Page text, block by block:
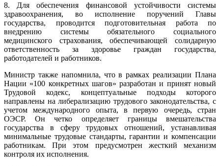
8. Для обеспечения финансовой устойчивости системы
здравоохранения, во исполнение поручений Главы
государства, проводится подготовительная работа по
внедрению системы обязательного социального
медицинского страхования, обеспечивающей солидарную
ответственность за здоровье граждан государства,
работодателей и работников.
Министр также напомнила, что в рамках реализации Плана
Нации «100 конкретных шагов» разработан и принят новый
Трудовой кодекс, концептуальные подходы которого
направлены на либерализацию трудового законодательства, с
учетом международного опыта, в первую очередь, стран
ОЭСР. Он четко определяет границы вмешательства
государства в сферу трудовых отношений, устанавливая
минимальные трудовые стандарты, гарантии и компенсации
работникам. При этом предусмотрен жесткий механизм
контроля их исполнения.